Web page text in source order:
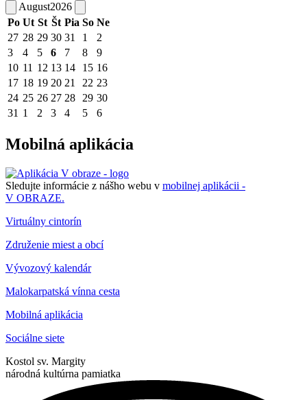
August2026
Po Ut St Št Pia So Ne
27 28 29 30 31 1
2
3
4 5 6 7 8
9
10 11 12 13 14 15 16
17 18 19 20 21 22 23
24 25 26 27 28 29 30
31 1 2 3 4 5 6
Mobilná aplikácia
Sledujte informácie z nášho webu v mobilnej aplikácii -
V OBRAZE.
Virtuálny cintorín
Združenie miest a obcí
Vývozový kalendár
Malokarpatská vínna cesta
Mobilná aplikácia
Sociálne siete
Kostol sv. Margity
národná kultúrna pamiatka